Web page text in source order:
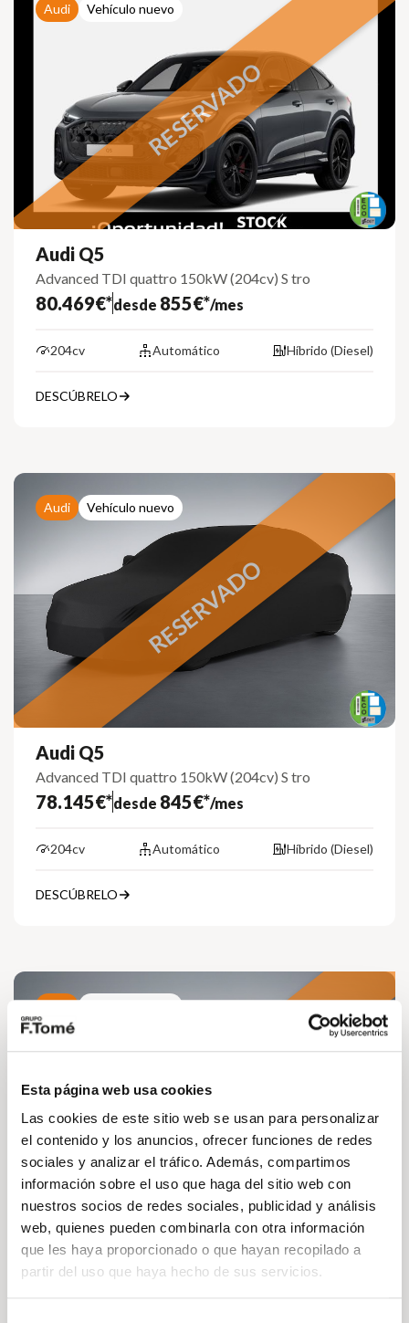
Esta página web usa cookies
Las cookies de este sitio web se usan para personalizar
el contenido y los anuncios, ofrecer funciones de redes
sociales y analizar el tráfico. Además, compartimos
información sobre el uso que haga del sitio web con
nuestros socios de redes sociales, publicidad y análisis
web, quienes pueden combinarla con otra información
que les haya proporcionado o que hayan recopilado a
partir del uso que haya hecho de sus servicios.
RESERVADO
Audi Vehículo nuevo
Audi Q5
Advanced TDI quattro 150kW (204cv) S tro
80.469€*desde 855€*/mes
204cv Automático Híbrido (Diesel)
DESCÚBRELO
RESERVADO
Audi Vehículo nuevo
Audi Q5
Advanced TDI quattro 150kW (204cv) S tro
78.145€*desde 845€*/mes
204cv Automático Híbrido (Diesel)
DESCÚBRELO
RESERVADO
Audi
Audi Q5
Advanced TDI quattro 150kW (204cv) S tro